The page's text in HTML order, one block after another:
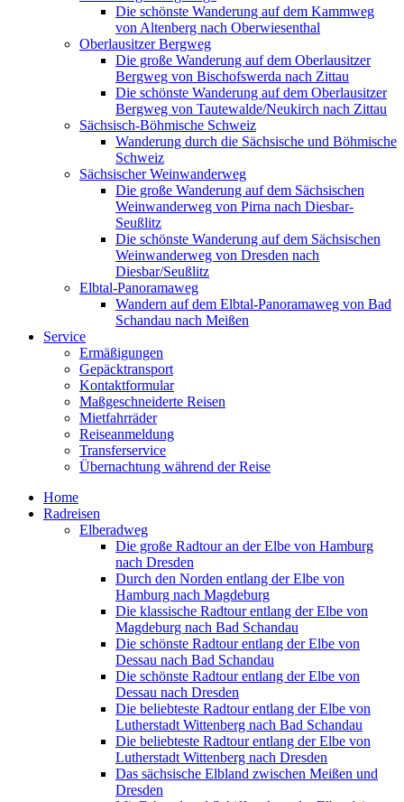
Die schönste Wanderung auf dem Kammweg
von Altenberg nach Oberwiesenthal
Oberlausitzer Bergweg
Die große Wanderung auf dem Oberlausitzer
Bergweg von Bischofswerda nach Zittau
Die schönste Wanderung auf dem Oberlausitzer
Bergweg von Tautewalde/Neukirch nach Zittau
Sächsisch-Böhmische Schweiz
Wanderung durch die Sächsische und Böhmische
Schweiz
Sächsischer Weinwanderweg
Die große Wanderung auf dem Sächsischen
Weinwanderweg von Pirna nach Diesbar-
Seußlitz
Die schönste Wanderung auf dem Sächsischen
Weinwanderweg von Dresden nach
Diesbar/Seußlitz
Elbtal-Panoramaweg
Wandern auf dem Elbtal-Panoramaweg von Bad
Schandau nach Meißen
Service
Ermäßigungen
Gepäcktransport
Kontaktformular
Maßgeschneiderte Reisen
Mietfahrräder
Reiseanmeldung
Transferservice
Übernachtung während der Reise
Home
Radreisen
Elberadweg
Die große Radtour an der Elbe von Hamburg
nach Dresden
Durch den Norden entlang der Elbe von
Hamburg nach Magdeburg
Die klassische Radtour entlang der Elbe von
Magdeburg nach Bad Schandau
Die schönste Radtour entlang der Elbe von
Dessau nach Bad Schandau
Die schönste Radtour entlang der Elbe von
Dessau nach Dresden
Die beliebteste Radtour entlang der Elbe von
Lutherstadt Wittenberg nach Bad Schandau
Die beliebteste Radtour entlang der Elbe von
Lutherstadt Wittenberg nach Dresden
Das sächsische Elbland zwischen Meißen und
Dresden